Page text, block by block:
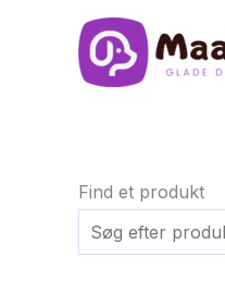
Find et produkt